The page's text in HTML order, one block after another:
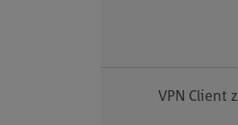
VPN Client